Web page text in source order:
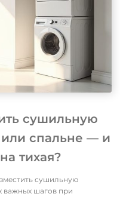
сушильную
спальне — и
тихая?
сушильную
важных шагов при